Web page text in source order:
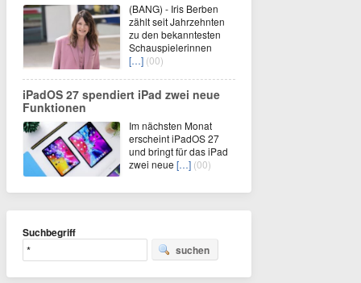
(BANG) - Iris Berben
zählt seit Jahrzehnten
zu den bekanntesten
Schauspielerinnen
[…] (00)
iPadOS 27 spendiert iPad zwei neue
Funktionen
Im nächsten Monat
erscheint iPadOS 27
und bringt für das iPad
zwei neue […] (00)
Suchbegriff
suchen